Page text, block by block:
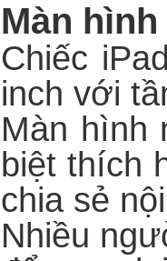
Màn
Chiếc
inch với
Màn hình
biệt thích
chia sẻ
Nhiều